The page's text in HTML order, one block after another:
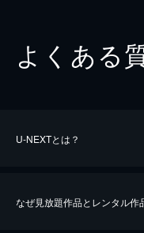
よくある
U-NEXTとは？
なぜ見放題作品とレンタル作